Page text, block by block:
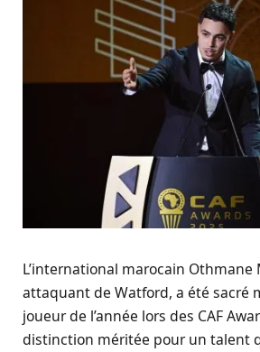
L’international marocain Othmane
attaquant de Watford, a été sacré
joueur de l’année lors des CAF
distinction méritée pour un talent